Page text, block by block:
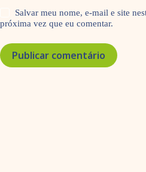
Salvar meu nome, e-mail e site
próxima vez que eu comentar.
Publicar comentário